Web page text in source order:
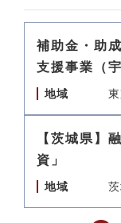
補助金・助
支援事業（
地域
【茨城県】
資」
地域